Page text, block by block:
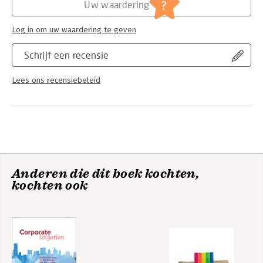
ondernemen, fusies en overnames, en herstructurering en
insolventie.
Serie:
Leiden Business and Law Research Series
Schrijf een recensie
Lees ons recensiebeleid
Uw waardering ?
Log in om uw waardering te geven
Anderen die dit boek kochten,
kochten ook